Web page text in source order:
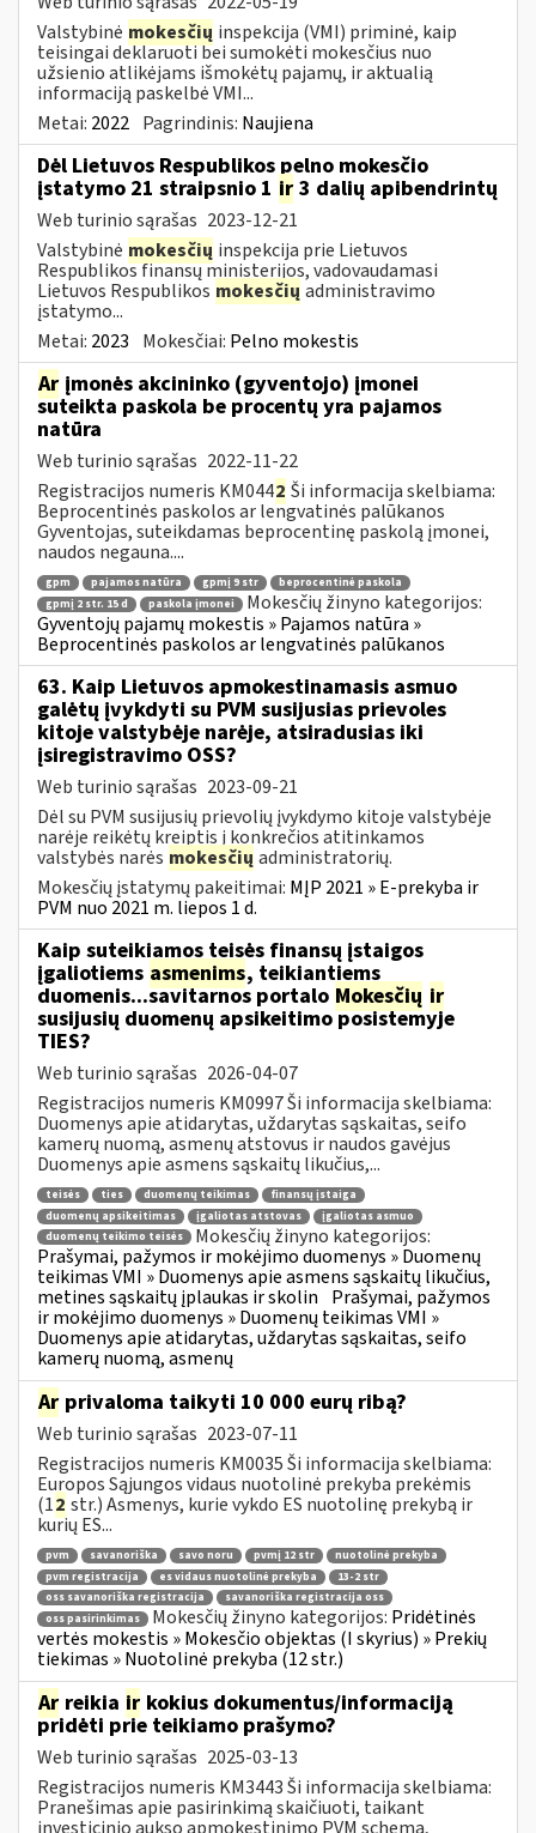
Valstybinė mokesčių inspekcija (VMI) priminė, kaip
teisingai deklaruoti bei sumokėti mokesčius nuo
užsienio atlikėjams išmokėtų pajamų, ir aktualią
informaciją paskelbė VMI...
Metai: 2022 Pagrindinis: Naujiena
Dėl Lietuvos Respublikos pelno mokesčio
įstatymo 21 straipsnio 1 ir 3 dalių apibendrintų
Web turinio sąrašas 2023-12-21
Valstybinė mokesčių inspekcija prie Lietuvos
Respublikos finansų ministerijos, vadovaudamasi
Lietuvos Respublikos mokesčių administravimo
įstatymo...
Metai: 2023 Mokesčiai: Pelno mokestis
Ar įmonės akcininko (gyventojo) įmonei
suteikta paskola be procentų yra pajamos
natūra
Web turinio sąrašas 2022-11-22
Registracijos numeris KM0442 Ši informacija skelbiama:
Beprocentinės paskolos ar lengvatinės palūkanos
Gyventojas, suteikdamas beprocentinę paskolą įmonei,
naudos negauna....
gpm pajamos natūra gpmį 9 str
beprocentinė paskola
gpmį 2 str. 15 d
paskola įmonei
Mokesčių žinyno kategorijos:
Gyventojų pajamų mokestis » Pajamos natūra »
Beprocentinės paskolos ar lengvatinės palūkanos
63. Kaip Lietuvos apmokestinamasis asmuo
galėtų įvykdyti su PVM susijusias prievoles
kitoje valstybėje narėje, atsiradusias iki
įsiregistravimo OSS?
Web turinio sąrašas 2023-09-21
Dėl su PVM susijusių prievolių įvykdymo kitoje valstybėje
narėje reikėtų kreiptis į konkrečios atitinkamos
valstybės narės mokesčių administratorių.
Mokesčių įstatymų pakeitimai: MĮP 2021 » E-prekyba ir
PVM nuo 2021 m. liepos 1 d.
Kaip suteikiamos teisės finansų įstaigos
įgaliotiems asmenims, teikiantiems
duomenis...savitarnos portalo Mokesčių ir
susijusių duomenų apsikeitimo posistemyje
TIES?
Web turinio sąrašas 2026-04-07
Registracijos numeris KM0997 Ši informacija skelbiama:
Duomenys apie atidarytas, uždarytas sąskaitas, seifo
kamerų nuomą, asmenų atstovus ir naudos gavėjus
Duomenys apie asmens sąskaitų likučius,...
teisės ties duomenų teikimas
finansų įstaiga
duomenų apsikeitimas
įgaliotas atstovas
įgaliotas asmuo
duomenų teikimo teisės
Mokesčių žinyno kategorijos:
Prašymai, pažymos ir mokėjimo duomenys » Duomenų
teikimas VMI » Duomenys apie asmens sąskaitų likučius,
metines sąskaitų įplaukas ir skolin Prašymai, pažymos
ir mokėjimo duomenys » Duomenų teikimas VMI »
Duomenys apie atidarytas, uždarytas sąskaitas, seifo
kamerų nuomą, asmenų
Ar privaloma taikyti 10 000 eurų ribą?
Web turinio sąrašas 2023-07-11
Registracijos numeris KM0035 Ši informacija skelbiama:
Europos Sąjungos vidaus nuotolinė prekyba prekėmis
(12 str.) Asmenys, kurie vykdo ES nuotolinę prekybą ir
kurių ES...
pvm savanoriška savo noru pvmį 12 str
nuotolinė prekyba
pvm registracija
es vidaus nuotolinė prekyba
13-2 str
oss savanoriška registracija
savanoriška registracija oss
oss pasirinkimas
Mokesčių žinyno kategorijos: Pridėtinės
vertės mokestis » Mokesčio objektas (I skyrius) » Prekių
tiekimas » Nuotolinė prekyba (12 str.)
Ar reikia ir kokius dokumentus/informaciją
pridėti prie teikiamo prašymo?
Web turinio sąrašas 2025-03-13
Registracijos numeris KM3443 Ši informacija skelbiama:
Pranešimas apie pasirinkimą skaičiuoti, taikant
investicinio aukso apmokestinimo PVM schemą,